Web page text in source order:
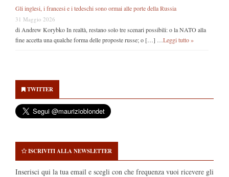
Gli inglesi, i francesi e i tedeschi sono ormai alle porte della Russia
31 Maggio 2026
di Andrew Korybko In realtà, restano solo tre scenari possibili: o la NATO alla
fine accetta una qualche forma delle proposte russe; o […] … Leggi tutto »
Sidebar
TWITTER
ISCRIVITI ALLA NEWSLETTER
Inserisci qui la tua email e scegli con che frequenza vuoi ricevere gli